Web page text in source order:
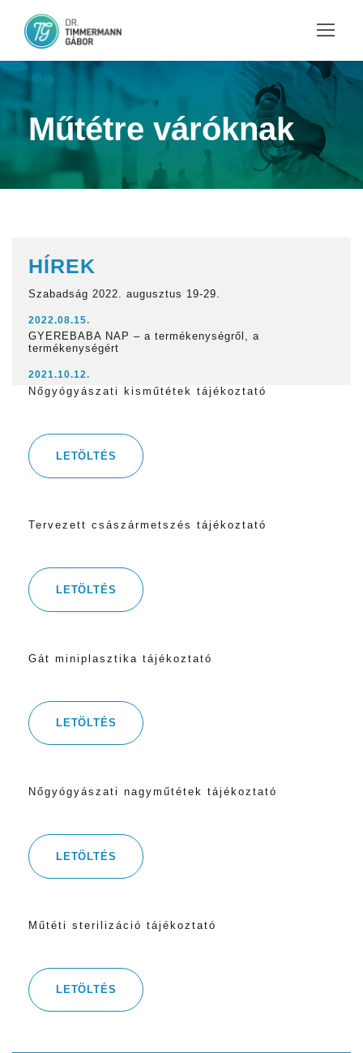
Műtétre váróknak
HÍREK
Szabadság 2022. augusztus 19-29.
2022.08.15.
GYEREBABA NAP – a termékenységről, a
termékenységért
2021.10.12.
Nőgyógyászati kisműtétek tájékoztató
LETÖLTÉS
Tervezett császármetszés tájékoztató
LETÖLTÉS
Gát miniplasztika tájékoztató
LETÖLTÉS
Nőgyógyászati nagyműtétek tájékoztató
LETÖLTÉS
Műtéti sterilizáció tájékoztató
LETÖLTÉS